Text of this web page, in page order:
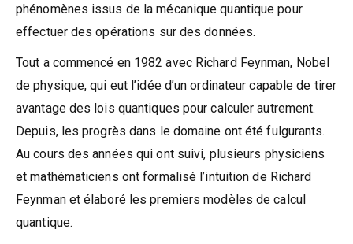
phénomènes issus de la mécanique quantique pour
effectuer des opérations sur des données.
Tout a commencé en 1982 avec Richard Feynman, Nobel
de physique, qui eut l’idée d’un ordinateur capable de tirer
avantage des lois quantiques pour calculer autrement.
Depuis, les progrès dans le domaine ont été fulgurants.
Au cours des années qui ont suivi, plusieurs physiciens
et mathématiciens ont formalisé l’intuition de Richard
Feynman et élaboré les premiers modèles de calcul
quantique.